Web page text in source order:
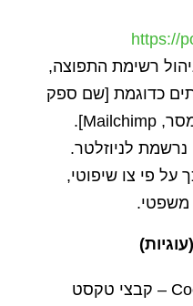
https://
רשימת התפוצה,
כדוגמת [שם ספק
שירותי הדיוור, לדוגמה: רב מסר, Mailchimp].
לניוזלטר.
על פי צו שיפוטי,
משפטי.
האתר משתמש בקובצי Cookie – קבצי טקסט